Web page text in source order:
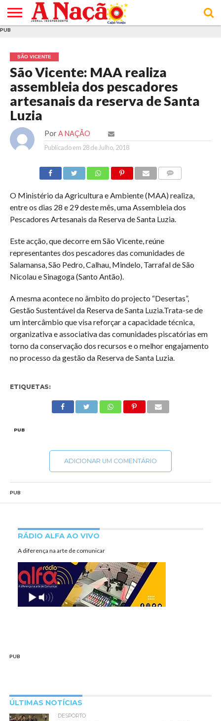
E DE
COOKIES
DE
UTILIZAÇÃO
PUB
SÃO VICENTE
São Vicente: MAA realiza
assembleia dos pescadores
artesanais da reserva de Santa
Luzia
Por A NAÇÃO
Publicado em 28 de Julho, 2018
O Ministério da Agricultura e Ambiente (MAA) realiza,
entre os dias 28 e 29 deste mês, uma Assembleia dos
Pescadores Artesanais da Reserva de Santa Luzia.
Este acção, que decorre em São Vicente, reúne
representantes dos pescadores das comunidades de
Salamansa, São Pedro, Calhau, Mindelo, Tarrafal de São
Nicolau e Sinagoga (Santo Antão).
A mesma acontece no âmbito do projecto “Desertas”,
Gestão Sustentável da Reserva de Santa Luzia.Trata-se de
um intercâmbio que visa reforçar a capacidade técnica,
organizativa e associativa das comunidades piscatórias em
torno da conservação dos recursos e o melhor engajamento
no processo da gestão da Reserva de Santa Luzia.
ETIQUETAS:
PUB
ADICIONAR UM COMENTÁRIO
PUB
RÁDIO ALFA AO VIVO
A diferença na arte de comunicar
PUB
ÚLTIMAS NOTÍCIAS
DESPORTO